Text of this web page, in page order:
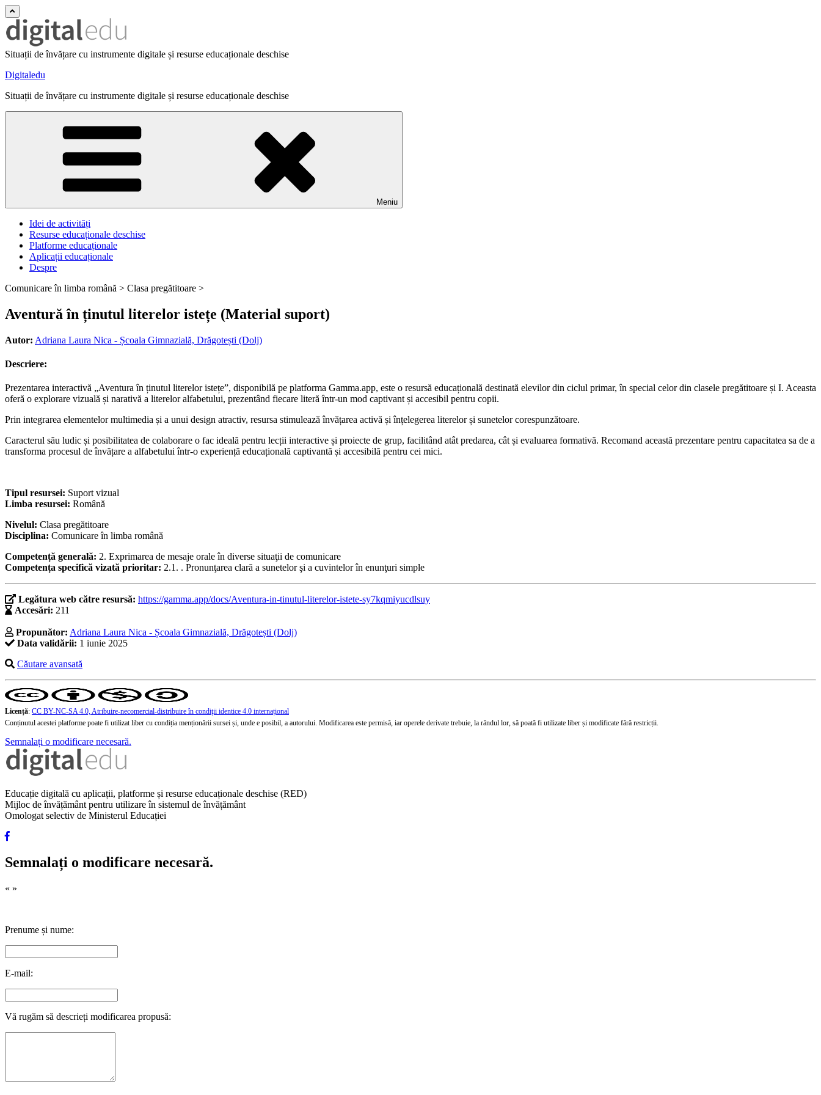
Situații de învățare cu instrumente digitale și resurse educaționale deschise
Digitaledu
Situații de învățare cu instrumente digitale și resurse educaționale deschise
Meniu
Idei de activități
Resurse educaționale deschise
Platforme educaționale
Aplicații educaționale
Despre
Comunicare în limba română > Clasa pregătitoare >
Aventură în ținutul literelor istețe (Material suport)
Autor: Adriana Laura Nica - Școala Gimnazială, Drăgotești (Dolj)
Descriere:
Prezentarea interactivă „Aventura în ținutul literelor istețe”, disponibilă pe platforma Gamma.app, este o resursă educațională destinată elevilor din ciclul primar, în special celor din clasele pregătitoare și I. Aceasta
oferă o explorare vizuală și narativă a literelor alfabetului, prezentând fiecare literă într-un mod captivant și accesibil pentru copii.
Prin integrarea elementelor multimedia și a unui design atractiv, resursa stimulează învățarea activă și înțelegerea literelor și sunetelor corespunzătoare.
Caracterul său ludic și posibilitatea de colaborare o fac ideală pentru lecții interactive și proiecte de grup, facilitând atât predarea, cât și evaluarea formativă. Recomand această prezentare pentru capacitatea sa de a
transforma procesul de învățare a alfabetului într-o experiență educațională captivantă și accesibilă pentru cei mici.
Tipul resursei: Suport vizual
Limba resursei: Română
Nivelul: Clasa pregătitoare
Disciplina: Comunicare în limba română
Competență generală: 2. Exprimarea de mesaje orale în diverse situaţii de comunicare
Competența specifică vizată prioritar: 2.1. . Pronunţarea clară a sunetelor şi a cuvintelor în enunţuri simple
Legătura web către resursă: https://gamma.app/docs/Aventura-in-tinutul-literelor-istete-sy7kqmiyucdlsuy
Accesări: 211
Propunător: Adriana Laura Nica - Școala Gimnazială, Drăgotești (Dolj)
Data validării: 1 iunie 2025
Căutare avansată
Licență: CC BY-NC-SA 4.0, Atribuire-necomercial-distribuire în condiţii identice 4.0 internațional
Conținutul acestei platforme poate fi utilizat liber cu condiția menționării sursei și, unde e posibil, a autorului. Modificarea este permisă, iar operele derivate trebuie, la rândul lor, să poată fi utilizate liber și modificate fără restricții.
Semnalați o modificare necesară.
Educație digitală cu aplicații, platforme și resurse educaționale deschise (RED)
Mijloc de învățământ pentru utilizare în sistemul de învățământ
Omologat selectiv de Ministerul Educației
Semnalați o modificare necesară.
« »
Prenume și nume:
E-mail:
Vă rugăm să descrieți modificarea propusă: